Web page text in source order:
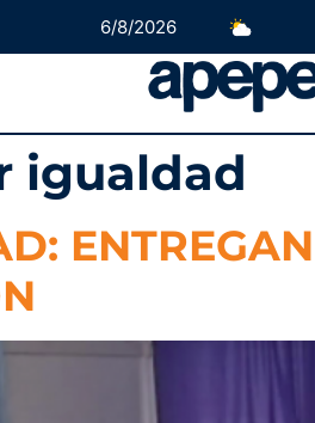
6/8/2026
igualdad